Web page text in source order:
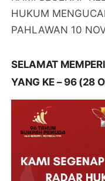
HUKUM
PAHLAWAN 10
SELAMAT
YANG KE – 96 (28